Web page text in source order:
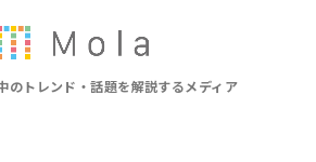
のトレンド・話題を解説するメディア